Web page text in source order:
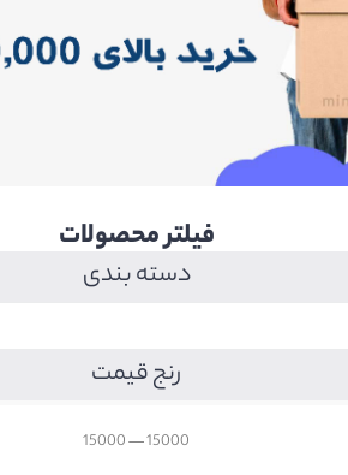
فیلتر محصولات
دسته بندی
رنج قیمت
15000
—
15000